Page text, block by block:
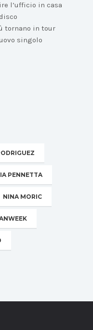
l’ufficio in casa
tornano in tour
singolo
PENNETTA
NINA MORIC